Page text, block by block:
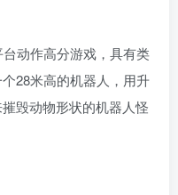
动作高分游戏，具有类
28米高的机器人，用升
毁动物形状的机器人怪